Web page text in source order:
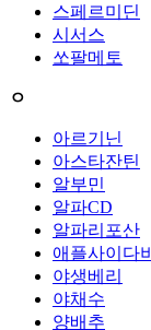
스페르미딘
시서스
쏘팔메토
ㅇ
아르기닌
아스타잔틴
알부민
알파CD
알파리포산
애플사이다
야생베리
야채수
양배추